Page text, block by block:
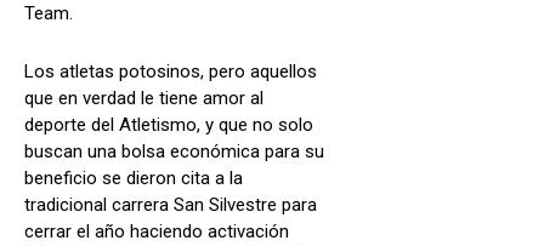
Team.
Los atletas potosinos, pero aquellos
que en verdad le tiene amor al
deporte del Atletismo, y que no solo
buscan una bolsa económica para su
beneficio se dieron cita a la
tradicional carrera San Silvestre para
cerrar el año haciendo activación